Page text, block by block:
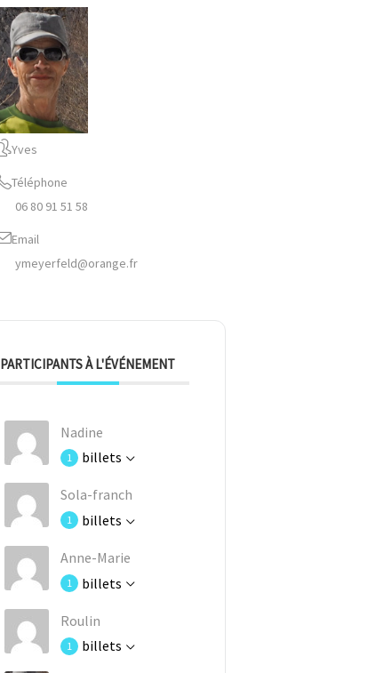
Yves
Téléphone
06 80 91 51 58
Email
ymeyerfeld@orange.fr
PARTICIPANTS À L'ÉVÉNEMENT
Nadine
1 billets
Sola-franch
1 billets
Anne-Marie
1 billets
Roulin
1 billets